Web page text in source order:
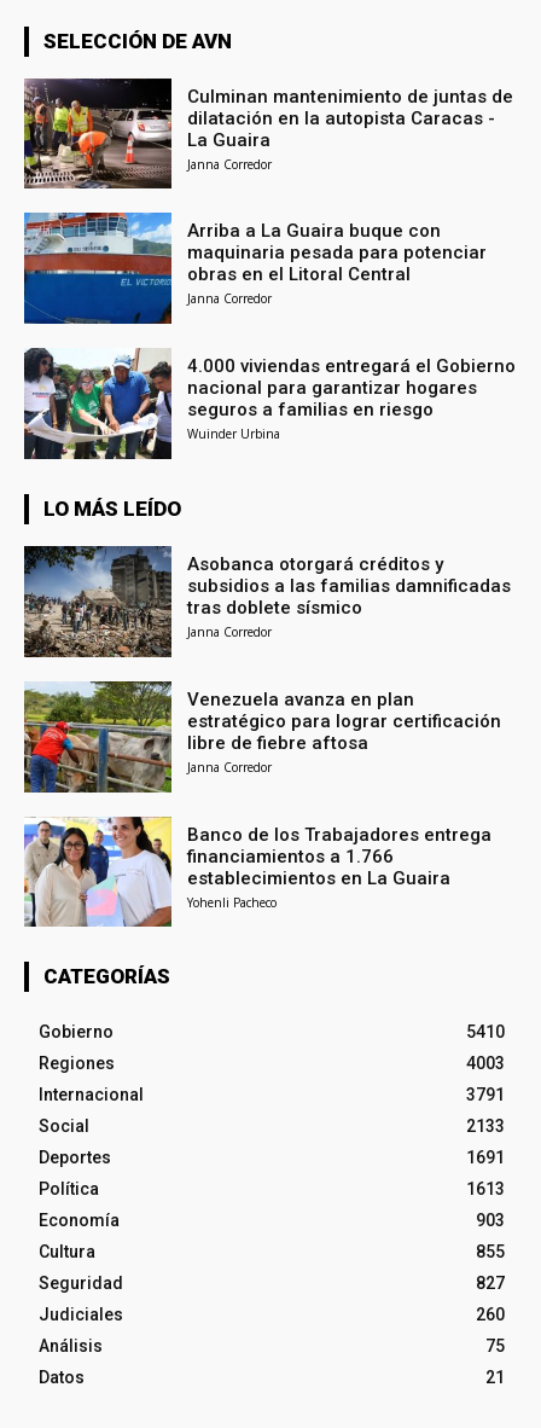
SELECCIÓN DE AVN
Culminan mantenimiento de juntas de
dilatación en la autopista Caracas -
La Guaira
Janna Corredor
Arriba a La Guaira buque con
maquinaria pesada para potenciar
obras en el Litoral Central
Janna Corredor
4.000 viviendas entregará el Gobierno
nacional para garantizar hogares
seguros a familias en riesgo
Wuinder Urbina
LO MÁS LEÍDO
Asobanca otorgará créditos y
subsidios a las familias damnificadas
tras doblete sísmico
Janna Corredor
Venezuela avanza en plan
estratégico para lograr certificación
libre de fiebre aftosa
Janna Corredor
Banco de los Trabajadores entrega
financiamientos a 1.766
establecimientos en La Guaira
Yohenli Pacheco
CATEGORÍAS
Gobierno
5410
Regiones
4003
Internacional
3791
Social
2133
Deportes
1691
Política
1613
Economía
903
Cultura
855
Seguridad
827
Judiciales
260
Análisis
75
Datos
21